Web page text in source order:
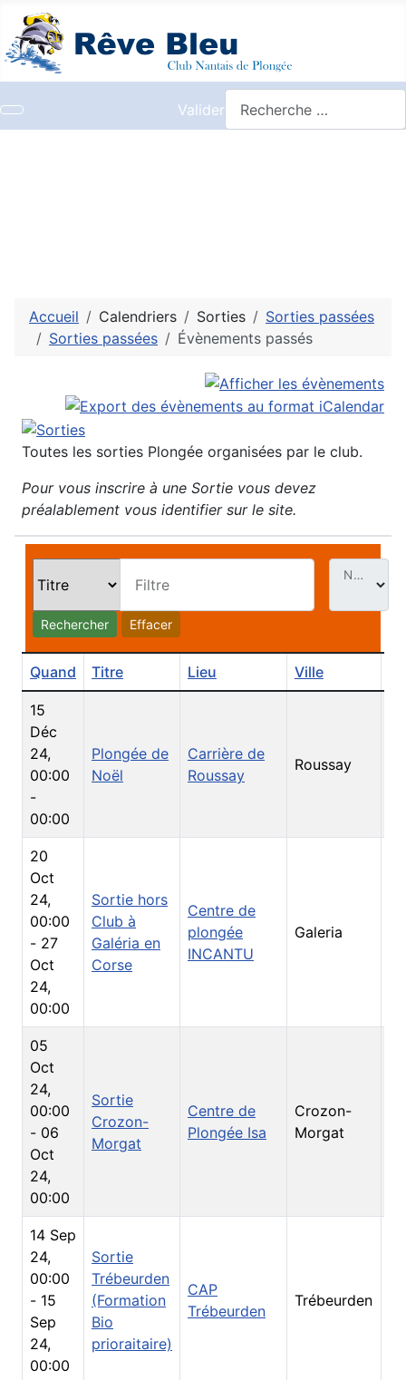
Valider
Accueil Calendriers Sorties
Sorties passées
Sorties passées
Évènements passés
Toutes les sorties Plongée organisées par le club.
Pour vous inscrire à une Sortie vous devez
préalablement vous identifier sur le site.
Filtre
Rechercher Effacer
Nb. Évt par page
Quand Titre Lieu Ville
15
Déc
24,
00:00
-
00:00
Plongée de
Noël
Carrière de
Roussay
Roussay
20
Oct
24,
00:00
- 27
Oct
24,
00:00
Sortie hors
Club à
Galéria en
Corse
Centre de
plongée
INCANTU
Galeria
05
Oct
24,
00:00
- 06
Oct
24,
00:00
Sortie
Crozon-
Morgat
Centre de
Plongée Isa
Crozon-
Morgat
14 Sep
24,
00:00
- 15
Sep
24,
00:00
Sortie
Trébeurden
(Formation
Bio
prioraitaire)
CAP
Trébeurden
Trébeurden